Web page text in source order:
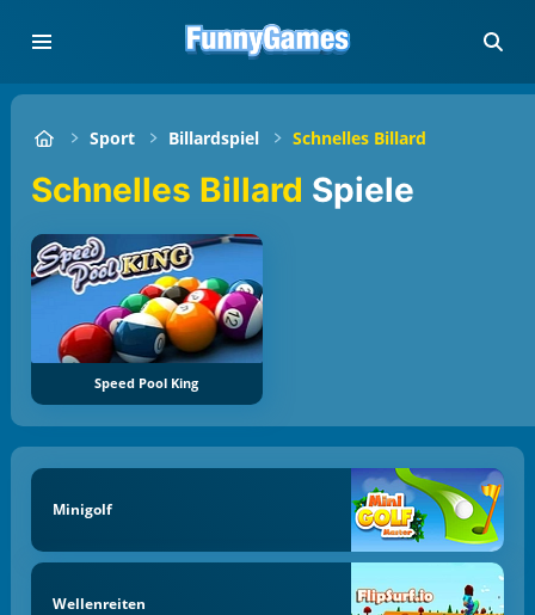
Sport Billardspiel Schnelles Billard
Schnelles Billard Spiele
Speed Pool King
Minigolf
Wellenreiten